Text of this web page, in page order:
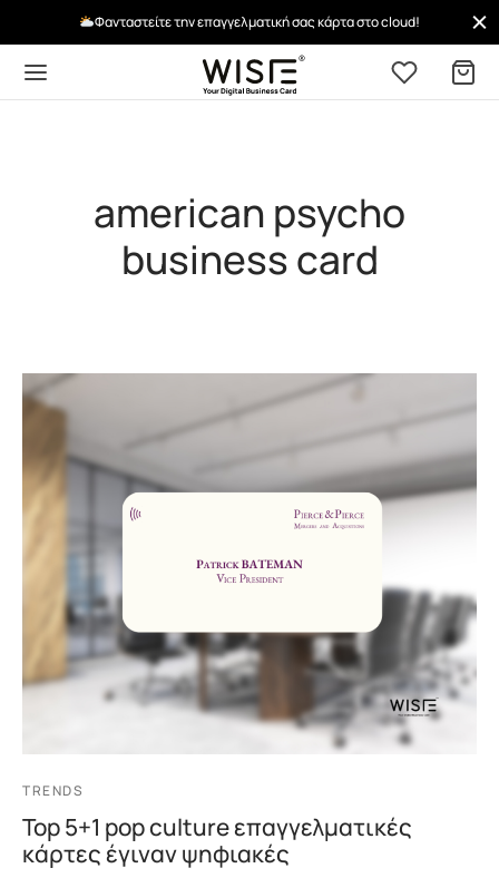
Φανταστείτε την επαγγελματική σας κάρτα στο cloud!
american psycho
business card
TRENDS
Top 5+1 pop culture επαγγελματικές
κάρτες έγιναν ψηφιακές